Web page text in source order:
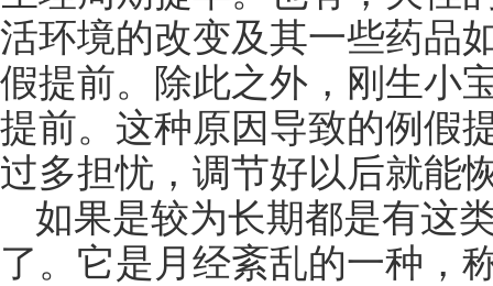
活环境的改变及其一些药品
假提前。除此之外，刚生小
提前。这种原因导致的例假
过多担忧，调节好以后就能
如果是较为长期都是有这
了。它是月经紊乱的一种，